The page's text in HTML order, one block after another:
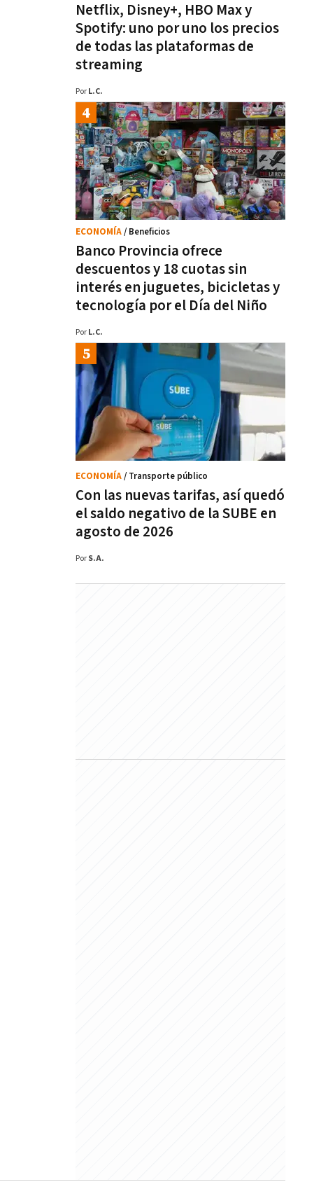
Netflix, Disney+, HBO Max y
Spotify: uno por uno los precios
de todas las plataformas de
streaming
Por L.C.
Banco Provincia ofrece
descuentos y 18 cuotas sin
interés en juguetes, bicicletas y
tecnología por el Día del Niño
ECONOMÍA/ Beneficios
Por L.C.
Con las nuevas tarifas, así quedó
el saldo negativo de la SUBE en
agosto de 2026
ECONOMÍA/ Transporte público
Por S.A.